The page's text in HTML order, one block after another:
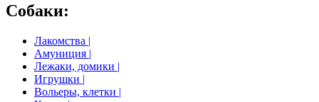
Собаки:
Лакомства |
Амуниция |
Лежаки, домики |
Игрушки |
Вольеры, клетки |